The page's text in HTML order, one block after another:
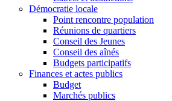
Démocratie locale
Point rencontre population
Réunions de quartiers
Conseil des Jeunes
Conseil des aînés
Budgets participatifs
Finances et actes publics
Budget
Marchés publics